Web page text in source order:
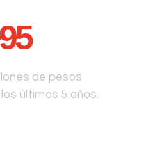
de pesos
últimos 5 años.